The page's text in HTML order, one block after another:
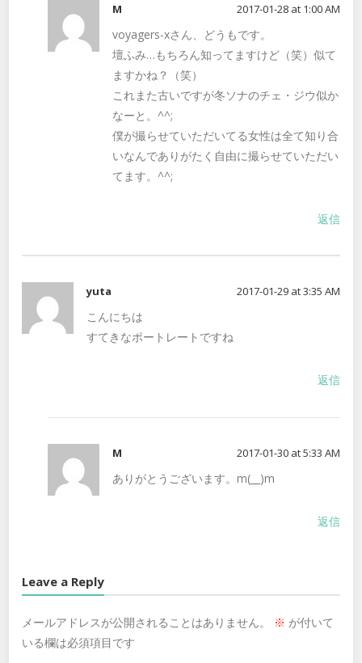
M 2017-01-28 at 1:00 AM
voyagers-xさん、どうもです。
壇ふみ…もちろん知ってますけど（笑）似て
ますかね？（笑）
これまた古いですが冬ソナのチェ・ジウ似か
なーと。^^;
僕が撮らせていただいてる女性は全て知り合
いなんでありがたく自由に撮らせていただい
てます。^^;
返信
yuta 2017-01-29 at 3:35 AM
こんにちは
すてきなポートレートですね
返信
M 2017-01-30 at 5:33 AM
ありがとうございます。m(__)m
返信
Leave a Reply
メールアドレスが公開されることはありません。 ※ が付いて
いる欄は必須項目です